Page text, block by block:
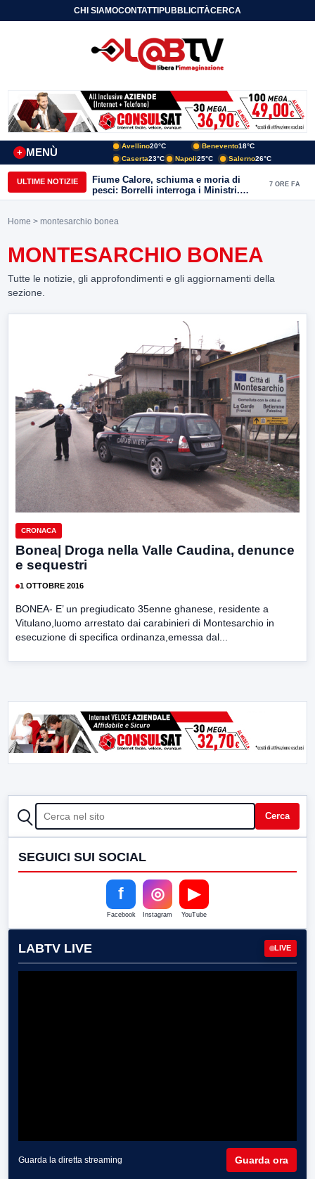
CHI SIAMOCONTATTIPUBBLICITÀCERCA
MENÙ
+
Avellino20°C Benevento18°C
Caserta23°C Napoli25°C Salerno26°C
ULTIME NOTIZIE
Fiume Calore, schiuma e moria di
pesci: Borrelli interroga i Ministri.
“Benevento paga l’assenza del
7 ORE FA
Home > montesarchio bonea
MONTESARCHIO BONEA
Tutte le notizie, gli approfondimenti e gli aggiornamenti della
sezione.
CRONACA
Bonea| Droga nella Valle Caudina, denunce
e sequestri
1 OTTOBRE 2016
BONEA- E’ un pregiudicato 35enne ghanese, residente a
Vitulano,luomo arrestato dai carabinieri di Montesarchio in
esecuzione di specifica ordinanza,emessa dal...
CERCA Cerca
SEGUICI SUI SOCIAL
f
Facebook
◎
Instagram
▶
YouTube
LABTV LIVE LIVE
Guarda la diretta streaming Guarda ora